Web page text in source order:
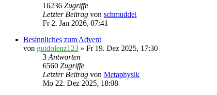
16236 Zugriffe
Letzter Beitrag von schmuddel
Fr 2. Jan 2026, 07:41
Besinnliches zum Advent
von guidolenz123 » Fr 19. Dez 2025, 17:30
3Antworten
6560 Zugriffe
Letzter Beitrag von Metaphysik
Mo 22. Dez 2025, 18:08